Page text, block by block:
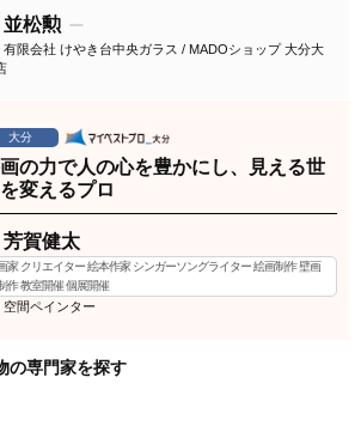
並松勲
有限会社 けやき台中央ガラス / MADOショップ 大分大
大分
の力で人の心を豊かにし、見える世
変えるプロ
芳賀健太
家 クリエイター 絵本作家 シンガーソングライター 絵画制作 壁画
作 教室開催 個展開催
空間ペインター
の専門家を探す